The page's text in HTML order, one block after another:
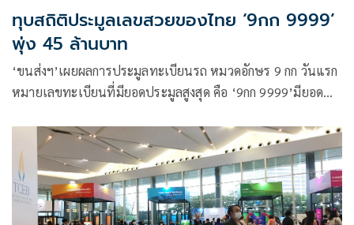
ทุบสถิติประมูลเลขสวยของไทย ‘9กก 9999’
พุ่ง 45 ล้านบาท
‘ขนส่งฯ’เผยผลการประมูลทะเบียนรถ หมวดอักษร 9 กก วันแรก
หมายเลขทะเบียนที่มียอดประมูลสูงสุด คือ ‘9กก 9999’มียอด
ประมูลทะเบียนรถเลขสวยของประเทศไทย